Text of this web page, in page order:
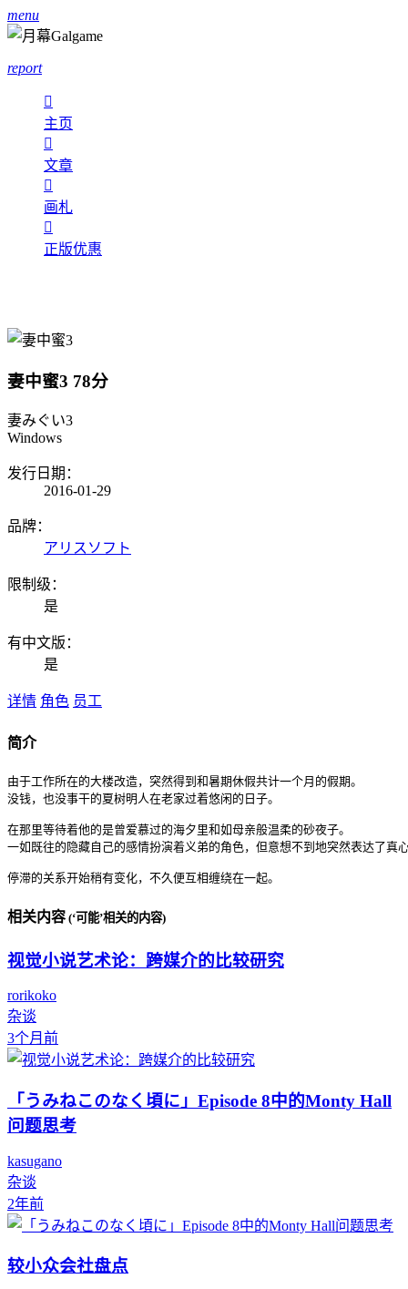
menu
report

主页

文章

画札

正版优惠
妻中蜜3 78分
妻みぐい3
Windows
发行日期：
2016-01-29
品牌：
アリスソフト
限制级：
是
有中文版：
是
详情 角色 员工
简介
由于工作所在的大楼改造，突然得到和暑期休假共计一个月的假期。
没钱，也没事干的夏树明人在老家过着悠闲的日子。
在那里等待着他的是曾爱慕过的海夕里和如母亲般温柔的砂夜子。
一如既往的隐藏自己的感情扮演着义弟的角色，但意想不到地突然表达了真
停滞的关系开始稍有变化，不久便互相缠绕在一起。
相关内容 (‘可能’相关的内容)
视觉小说艺术论：跨媒介的比较研究
rorikoko
杂谈
3个月前
「うみねこのなく頃に」Episode 8中的Monty Hall
问题思考
kasugano
杂谈
2年前
较小众会社盘点